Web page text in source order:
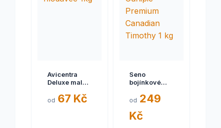
Avicentra
Deluxe malý
od 67 Kč
Seno
bojínkové
Premium
Timothy 1 kg
od 249
Kč